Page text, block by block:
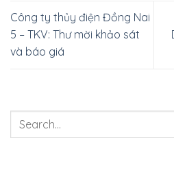
Công ty thủy điện Đồng Nai
5 – TKV: Thư mời khảo sát
và báo giá